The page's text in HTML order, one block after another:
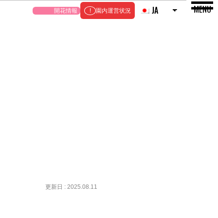
開花情報 園内運営状況 JA MENU
更新日 : 2025.08.11